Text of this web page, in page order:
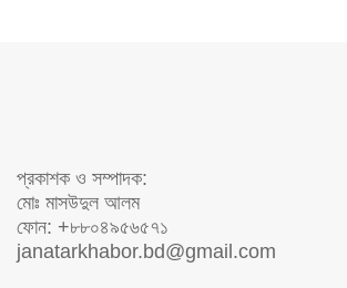
প্রকাশক ও সম্পাদক:
মোঃ মাসউদুল আলম
ফোন: +৮৮০৪৯৫৬৫৭১
janatarkhabor.bd@gmail.com